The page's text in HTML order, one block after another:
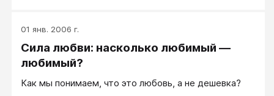
01 янв. 2006 г.
Сила любви: насколько любимый —
любимый?
Как мы понимаем, что это любовь, а не дешевка?